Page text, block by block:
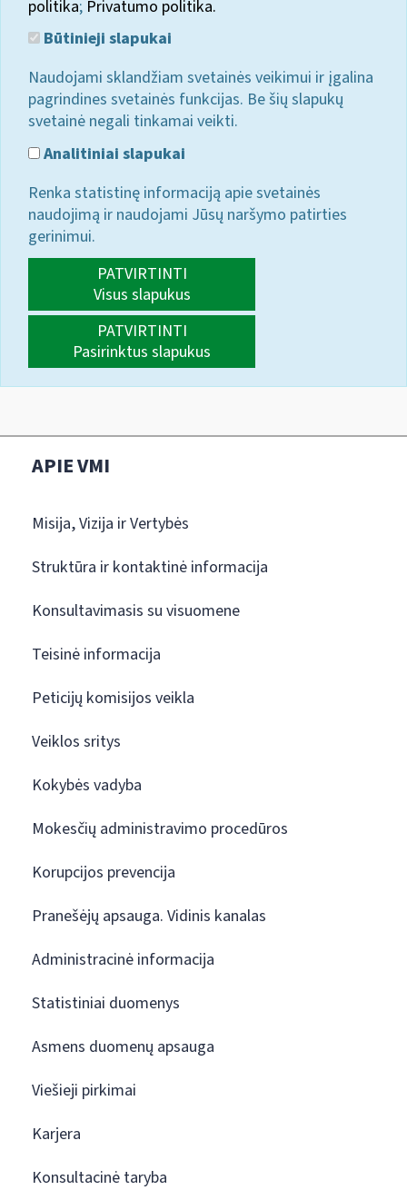
politika; Privatumo politika.
Būtinieji slapukai
Naudojami sklandžiam svetainės veikimui ir įgalina
pagrindines svetainės funkcijas. Be šių slapukų
svetainė negali tinkamai veikti.
Analitiniai slapukai
Renka statistinę informaciją apie svetainės
naudojimą ir naudojami Jūsų naršymo patirties
gerinimui.
PATVIRTINTI
Visus slapukus
PATVIRTINTI
Pasirinktus slapukus
APIE VMI
Misija, Vizija ir Vertybės
Struktūra ir kontaktinė informacija
Konsultavimasis su visuomene
Teisinė informacija
Peticijų komisijos veikla
Veiklos sritys
Kokybės vadyba
Mokesčių administravimo procedūros
Korupcijos prevencija
Pranešėjų apsauga. Vidinis kanalas
Administracinė informacija
Statistiniai duomenys
Asmens duomenų apsauga
Viešieji pirkimai
Karjera
Konsultacinė taryba